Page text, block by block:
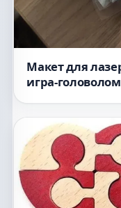
Макет для
игра-